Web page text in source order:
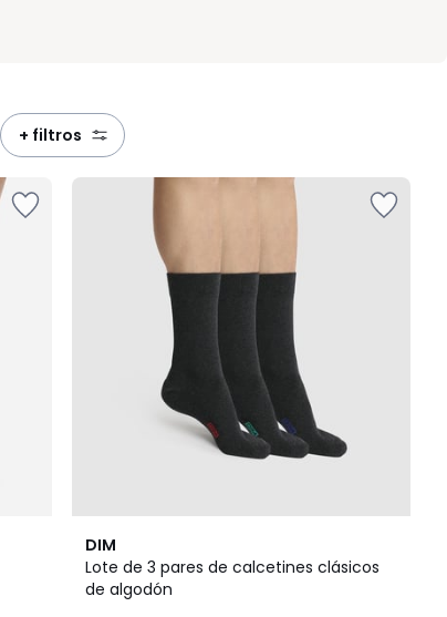
+ filtros
DIM
Lote de 3 pares de calcetines clásicos
de algodón
4,9
/ 5
4
Colores